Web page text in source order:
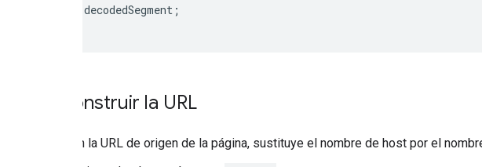
decodedSegment ;
Reconstruir la URL
En la URL de origen de la página, sustituye el nombre de host por el